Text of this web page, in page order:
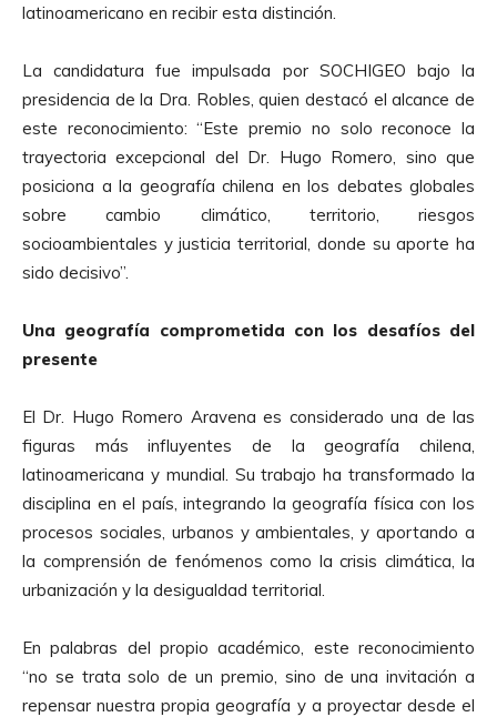
latinoamericano en recibir esta distinción.
La candidatura fue impulsada por SOCHIGEO bajo la
presidencia de la Dra. Robles, quien destacó el alcance de
este reconocimiento: “Este premio no solo reconoce la
trayectoria excepcional del Dr. Hugo Romero, sino que
posiciona a la geografía chilena en los debates globales
sobre cambio climático, territorio, riesgos
socioambientales y justicia territorial, donde su aporte ha
sido decisivo”.
Una geografía comprometida con los desafíos del
presente
El Dr. Hugo Romero Aravena es considerado una de las
figuras más influyentes de la geografía chilena,
latinoamericana y mundial. Su trabajo ha transformado la
disciplina en el país, integrando la geografía física con los
procesos sociales, urbanos y ambientales, y aportando a
la comprensión de fenómenos como la crisis climática, la
urbanización y la desigualdad territorial.
En palabras del propio académico, este reconocimiento
“no se trata solo de un premio, sino de una invitación a
repensar nuestra propia geografía y a proyectar desde el